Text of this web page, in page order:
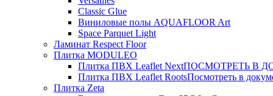
Classic Glue
Виниловые полы AQUAFLOOR Art
Space Parquet Light
Ламинат Respect Floor
Плитка MODULEO
Плитка ПВХ Leaflet NextПОСМОТРЕТЬ В
Плитка ПВХ Leaflet RootsПосмотреть в
Плитка Zeta